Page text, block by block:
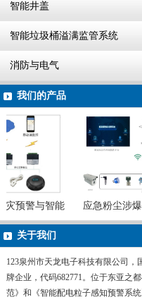
智能井盖
智能垃圾桶溢满监管系统
消防与电气
我们的产品
预警与智能
应急粉尘涉爆
预
关于我们
123泉州市天龙电子科技有限公司
牌企业，代码682771。位于东亚之
范》和《智能配电粒子感知预警系